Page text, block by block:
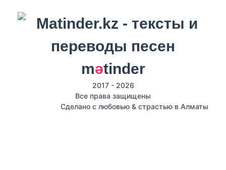
mәtinder
2017 - 2026
Все права защищены
Сделано с любовью & страстью в Алматы